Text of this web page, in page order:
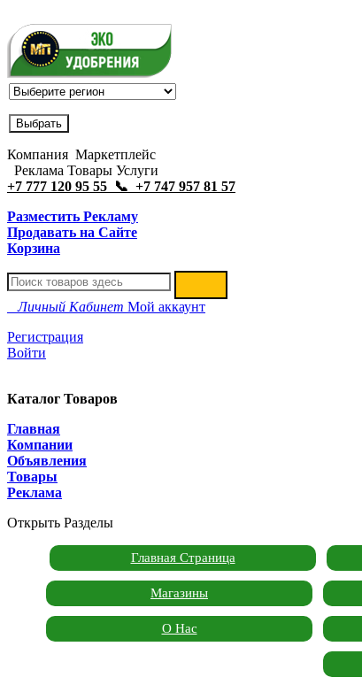
Компания Маркетплейс
Реклама Товары Услуги
+7 777 120 95 55 📞 +7 747 957 81 57
Разместить Рекламу
Продавать на Сайте
Корзина
Личный Кабинет Мой аккаунт
Регистрация
Войти
Каталог Товаров
Главная
Компании
Объявления
Товары
Реклама
Открыть Разделы
Главная Страница
Магазины
О Нас